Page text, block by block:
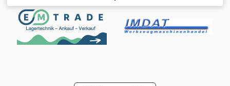
werkbreedte [mm]: 2700 - Transportafmetingen: 5000mm x
2600mm x 1500mm (l x b x h) - Transportgewicht [kg]:
4000kg - Transportcolli [st.]: 1 Chjdszi U Ufspfx Al Rja
Financiële informatie BTW: De getoonde prijs is exclusief